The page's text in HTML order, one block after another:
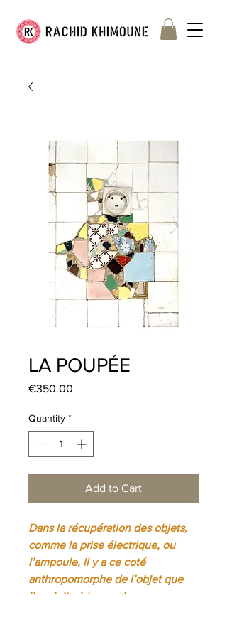
LA POUPÉE
€350.00
Quantity *
Add to Cart
Dans la récupération des objets,
comme la prise électrique, ou
l’ampoule, il y a ce coté
anthropomorphe de l’objet que
j’exploite à travers les